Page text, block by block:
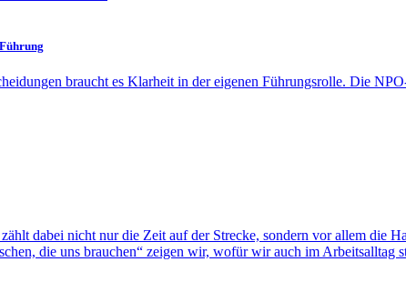
braucht es Klarheit in der eigenen Führungsrolle. Die
dabei nicht nur die Zeit auf der Strecke, sondern vor allem die
die uns brauchen“ zeigen wir, wofür wir auch im Arbeitsalltag